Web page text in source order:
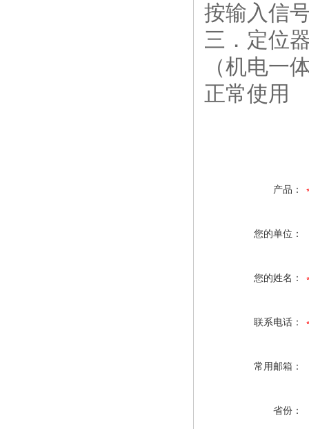
按输入信
三．定位
（机电一
正常使用
产品：
您的单位：
您的姓名：
联系电话：
常用邮箱：
省份：